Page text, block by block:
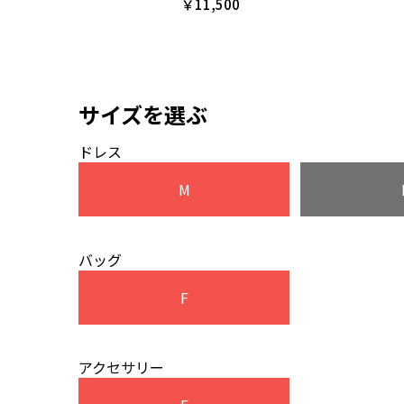
￥11,500
サイズを選ぶ
ドレス
M
バッグ
F
アクセサリー